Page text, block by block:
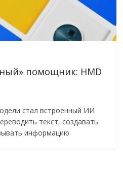
помощник: HMD
стал встроенный ИИ
текст, создавать
информацию.